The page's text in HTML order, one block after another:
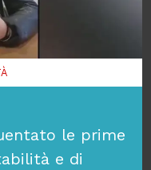
le prime
e di